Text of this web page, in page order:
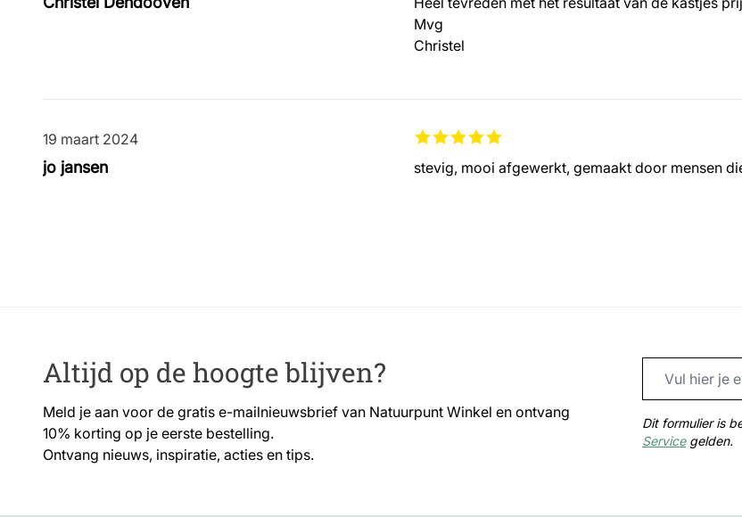
Mvg
Christel
19 maart 2024
19 maart 2024
jo jansen stevig, mooi afgewerkt, gemaakt door mensen
Altijd op de hoogte blijven?
Meld je aan voor de gratis e-mailnieuwsbrief van Natuurpunt Winkel en ontvang
10% korting op je eerste bestelling.
Ontvang nieuws, inspiratie, acties en tips.
Dit formulier is
Servicegelden.